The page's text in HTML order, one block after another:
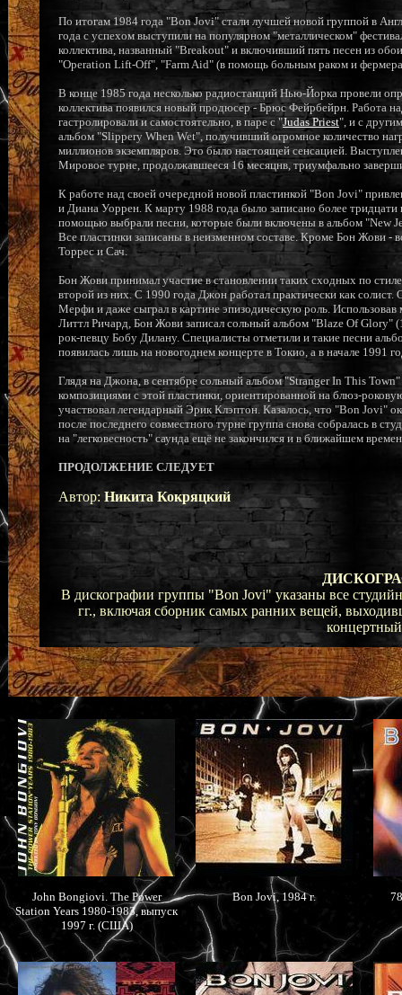
По итогам 1984 года "Bon Jovi" стали лучшей новой группой в
года с успехом выступили на популярном "металлическом"
коллектива, названный "Breakout" и включивший пять песен из
"Operation Lift-Off", "Farm Aid" (в помощь больным раком и
В конце 1985 года несколько радиостанций Нью-Йорка провели
коллектива появился новый продюсер - Брюс Фейрбейрн. Работа
гастролировали и самостоятельно, в паре с "Judas Priest", и с
альбом "Slippery When Wet", получивший огромное количество
миллионов экземпляров. Это было настоящей сенсацией.
Мировое турне, продолжавшееся 16 месяцнв, триумфально
К работе над своей очередной новой пластинкой "Bon Jovi"
и Диана Уоррен. К марту 1988 года было записано более
помощью выбрали песни, которые были включены в альбом "New
Все пластинки записаны в неизменном составе. Кроме Бон Жови -
Торрес и Сач.
Бон Жови принимал участие в становлении таких сходных по
второй из них. С 1990 года Джон работал практически как
Мерфи и даже сыграл в картине эпизодическую роль.
Литтл Ричард, Бон Жови записал сольный альбом "Blaze Of Glory"
рок-певцу Бобу Дилану. Специалисты отметили и такие песни
появилась лишь на новогоднем концерте в Токио, а в начале
Глядя на Джона, в сентябре сольный альбом "Stranger In This
композициями с этой пластинки, ориентированной на блюз-
участвовал легендарный Эрик Клэптон. Казалось, что "Bon Jovi"
после последнего совместного турне группа снова собралась в
на "легковесность" саунда ещё не закончился и в ближайшем
ПРОДОЛЖЕНИЕ СЛЕДУЕТ
Автор: Никита Кокряцкий
В дискографии группы "Bon Jovi" указаны все
гг., включая сборник самых ранних вещей,
John Bongiovi. The Power
Station Years 1980-1983, выпуск
1997 г. (США)
Bon Jovi, 1984 г.